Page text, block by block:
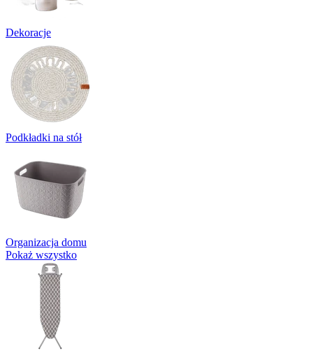
Dekoracje
Podkładki na stół
Organizacja domu
Pokaż wszystko